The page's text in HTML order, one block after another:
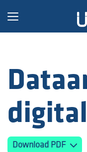
Toggle
Download PDF